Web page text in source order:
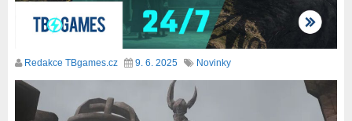
Redakce TBgames.cz 9. 6. 2025 Novinky